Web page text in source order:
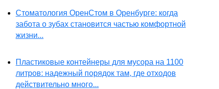
Стоматология ОренСтом в Оренбурге: когда
забота о зубах становится частью комфортной
жизни...
Пластиковые контейнеры для мусора на 1100
литров: надежный порядок там, где отходов
действительно много...